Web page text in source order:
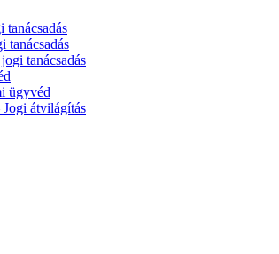
tanácsadás
tanácsadás
ügyvéd
átvilágítás